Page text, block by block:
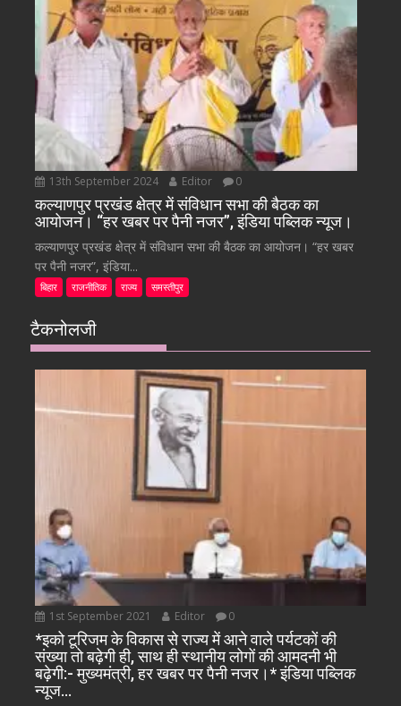
13th September 2024 Editor 0
कल्याणपुर प्रखंड क्षेत्र में संविधान सभा की बैठक का
आयोजन। “हर खबर पर पैनी नजर”, इंडिया पब्लिक न्यूज।
कल्याणपुर प्रखंड क्षेत्र में संविधान सभा की बैठक का आयोजन। “हर खबर
पर पैनी नजर”, इंडिया...
बिहार राजनीतिक राज्य समस्तीपुर
टैकनोलजी
1st September 2021 Editor 0
*इको टूरिजम के विकास से राज्य में आने वाले पर्यटकों की
संख्या तो बढ़ेगी ही, साथ ही स्थानीय लोगों की आमदनी भी
बढ़ेगी:- मुख्यमंत्री, हर खबर पर पैनी नजर।* इंडिया पब्लिक
न्यूज…